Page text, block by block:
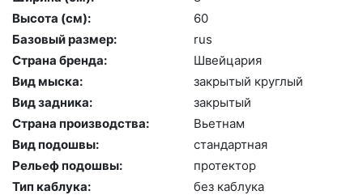
Высота (cм):
60
Базовый размер:
rus
Страна бренда:
Швей­ца­рия
Вид мыска:
зак­ры­тый круг­лый
Вид задника:
зак­ры­тый
Страна производства:
Вь­ет­нам
Вид подошвы:
стан­дарт­ная
Рельеф подошвы:
про­тек­тор
Тип каблука:
без каб­лу­ка